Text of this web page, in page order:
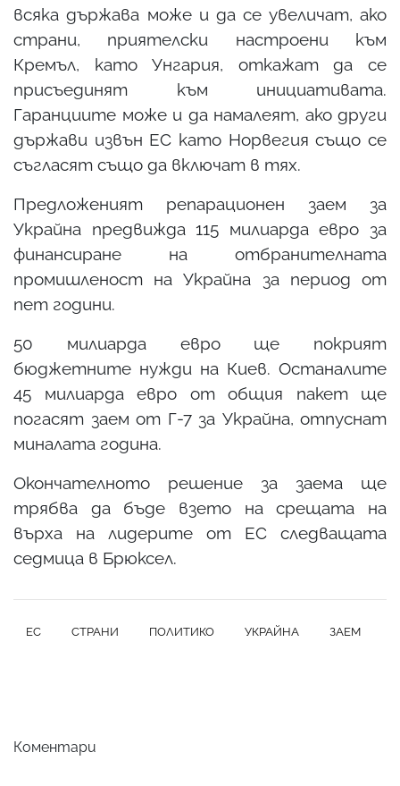
всяка държава може и да се увеличат, ако
страни, приятелски настроени към
Кремъл, като Унгария, откажат да се
присъединят към инициативата.
Гаранциите може и да намалеят, ако други
държави извън ЕС като Норвегия също се
съгласят също да включат в тях.
Предложеният репарационен заем за
Украйна предвижда 115 милиарда евро за
финансиране на отбранителната
промишленост на Украйна за период от
пет години.
50 милиарда евро ще покрият
бюджетните нужди на Киев. Останалите
45 милиарда евро от общия пакет ще
погасят заем от Г-7 за Украйна, отпуснат
миналата година.
Окончателното решение за заема ще
трябва да бъде взето на срещата на
върха на лидерите от ЕС следващата
седмица в Брюксел.
ЕС СТРАНИ ПОЛИТИКО УКРАЙНА ЗАЕМ
Коментари